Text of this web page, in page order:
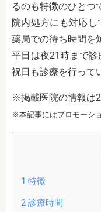
るのも特徴のひとつ
院内処方にも対応
薬局での待ち時間を
平日は夜21時まで診
祝日も診療を行って
※掲載医院の情報は
※本記事にはプロモーシ
1 特徴
2診療時間